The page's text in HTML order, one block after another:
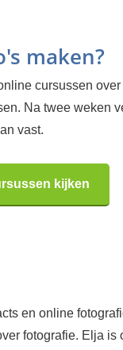
maken?
cursussen
Na twee weken
vast.
kijken
en online
fotografie. Elja is